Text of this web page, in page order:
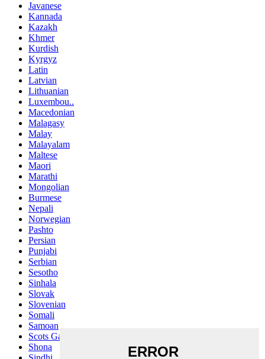
Javanese
Kannada
Kazakh
Khmer
Kurdish
Kyrgyz
Latin
Latvian
Lithuanian
Luxembou..
Macedonian
Malagasy
Malay
Malayalam
Maltese
Maori
Marathi
Mongolian
Burmese
Nepali
Norwegian
Pashto
Persian
Punjabi
Serbian
Sesotho
Sinhala
Slovak
Slovenian
Somali
Samoan
Scots Gaelic
Shona